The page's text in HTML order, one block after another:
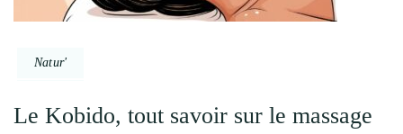
Natur'
Le Kobido, tout savoir sur le massage